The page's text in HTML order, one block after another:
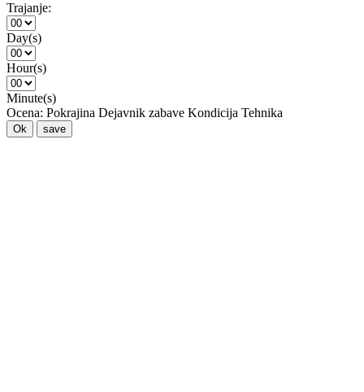
Trajanje:
Day(s)
Hour(s)
Minute(s)
Ocena: Pokrajina Dejavnik zabave Kondicija Tehnika
Ok save